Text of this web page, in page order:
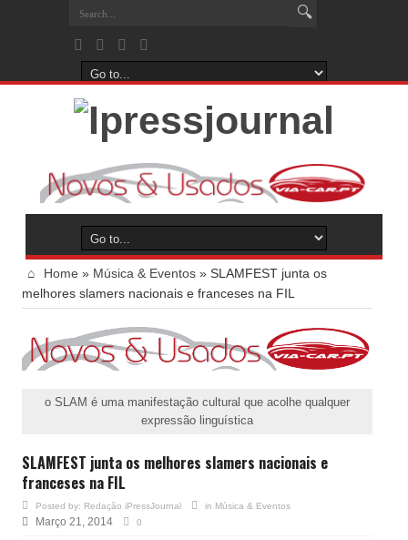
Home » Música & Eventos » SLAMFEST junta os
melhores slamers nacionais e franceses na FIL
o SLAM é uma manifestação cultural que acolhe qualquer
expressão linguística
SLAMFEST junta os melhores slamers nacionais e
franceses na FIL
Posted by: Redação iPressJournal in Música & Eventos
Março 21, 2014 0